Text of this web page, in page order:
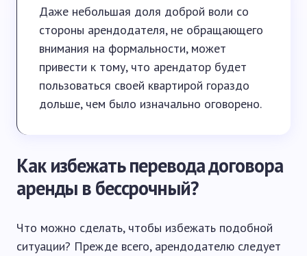
Даже небольшая доля доброй воли со
стороны арендодателя, не обращающего
внимания на формальности, может
привести к тому, что арендатор будет
пользоваться своей квартирой гораздо
дольше, чем было изначально оговорено.
Как избежать перевода договора
аренды в бессрочный?
Что можно сделать, чтобы избежать подобной
ситуации? Прежде всего, арендодателю следует